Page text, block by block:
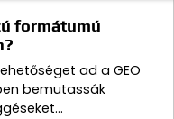
formátumú
ad a GEO
bemutassák